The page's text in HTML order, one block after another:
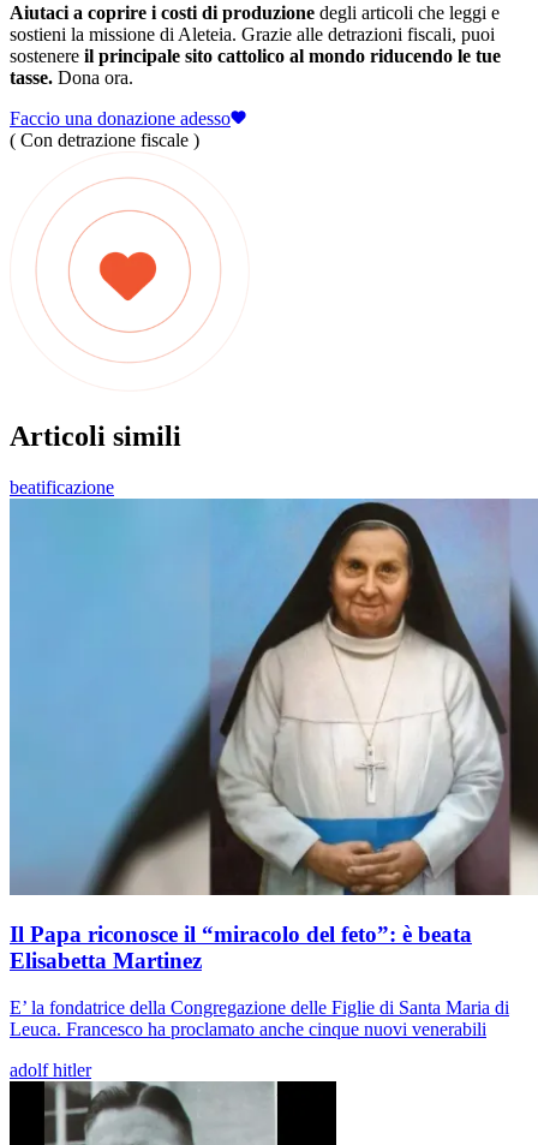
Aiutaci a coprire i costi di produzione degli articoli che leggi e
sostieni la missione di Aleteia. Grazie alle detrazioni fiscali, puoi
sostenere il principale sito cattolico al mondo riducendo le tue
tasse. Dona ora.
Faccio una donazione adesso
( Con detrazione fiscale )
Articoli simili
beatificazione
Il Papa riconosce il “miracolo del feto”: è beata
Elisabetta Martinez
E’ la fondatrice della Congregazione delle Figlie di Santa Maria di
Leuca. Francesco ha proclamato anche cinque nuovi venerabili
adolf hitler